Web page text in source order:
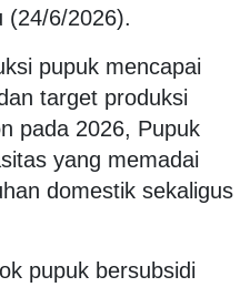
(24/6/2026).
pupuk mencapai
target produksi
pada 2026, Pupuk
yang memadai
domestik sekaligus
pupuk bersubsidi